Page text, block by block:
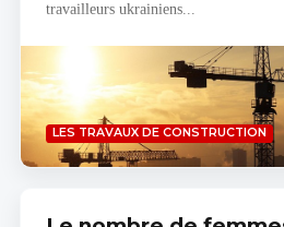
travailleurs ukrainiens...
LES TRAVAUX DE CONSTRUCTION